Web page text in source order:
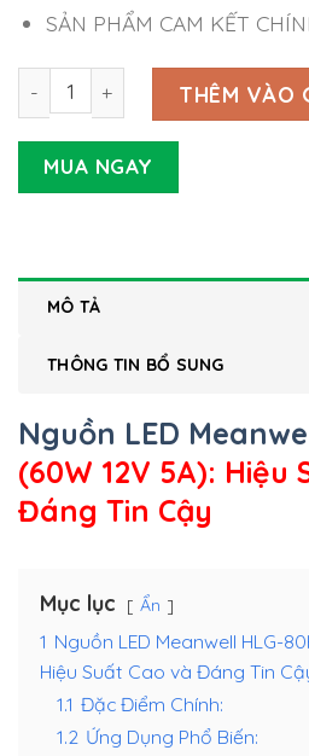
SẢN PHẨM CAM KẾT
Nguồn LED Meanwell HLG-80H-
THÊM VÀO
MUA NGAY
MÔ TẢ
THÔNG TIN BỔ SUNG
Nguồn LED
(60W 12V 5A): Hiệu
Đáng Tin Cậy
Mục lục Ẩn
1 Nguồn LED Meanwell HLG-
Hiệu Suất Cao và Đáng Tin
1.1 Đặc Điểm Chính:
1.2 Ứng Dụng Phổ Biến: